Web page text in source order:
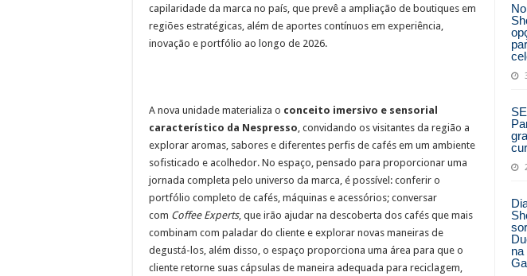
capilaridade da marca no país, que prevê a ampliação de boutiques em
regiões estratégicas, além de aportes contínuos em experiência,
inovação e portfólio ao longo de 2026.
A nova unidade materializa o conceito imersivo e sensorial
característico da Nespresso, convidando os visitantes da região a
explorar aromas, sabores e diferentes perfis de cafés em um ambiente
sofisticado e acolhedor. No espaço, pensado para proporcionar uma
jornada completa pelo universo da marca, é possível: conferir o
portfólio completo de cafés, máquinas e acessórios; conversar
com Coffee Experts, que irão ajudar na descoberta dos cafés que mais
combinam com paladar do cliente e explorar novas maneiras de
degustá-los, além disso, o espaço proporciona uma área para que o
cliente retorne suas cápsulas de maneira adequada para reciclagem,